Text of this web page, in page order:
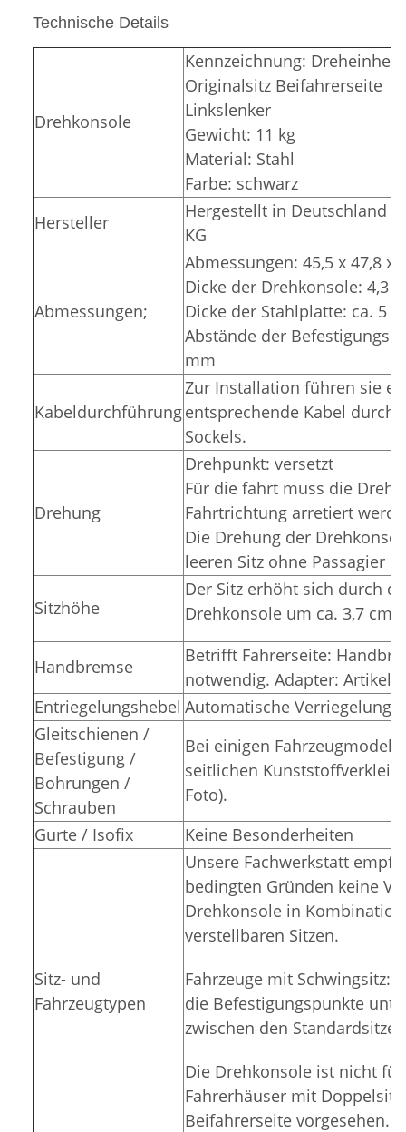
Technische Details
Drehkonsole
Kennzeichnung:
Originalsitz Beifahrerseite
Linkslenker
Gewicht: 11 kg
Material: Stahl
Farbe: schwarz
Hersteller
Hergestellt in Deutschland
KG
Abmessungen;
Abmessungen: 45,5 x 47,8 x
Dicke der Drehkonsole: 4,3
Dicke der Stahlplatte: ca. 5
Abstände der
mm
Kabeldurchführung
Zur Installation führen sie
entsprechende Kabel durch
Sockels.
Drehung
Drehpunkt: versetzt
Für die fahrt muss die
Fahrtrichtung arretiert
Die Drehung der
leeren Sitz ohne Passagier
Sitzhöhe
Der Sitz erhöht sich durch
Drehkonsole um ca. 3,7 cm.
Handbremse
Betrifft Fahrerseite:
notwendig. Adapter:
Entriegelungshebel Automatische Verriegelung
Gleitschienen /
Befestigung /
Bohrungen /
Schrauben
Bei einigen
seitlichen
Foto).
Gurte / Isofix
Keine Besonderheiten
Sitz- und
Fahrzeugtypen
Unsere Fachwerkstatt
bedingten Gründen keine
Drehkonsole in
verstellbaren Sitzen.
Fahrzeuge mit Schwingsitz:
die Befestigungspunkte
zwischen den
Die Drehkonsole ist nicht
Fahrerhäuser mit
Beifahrerseite vorgesehen.